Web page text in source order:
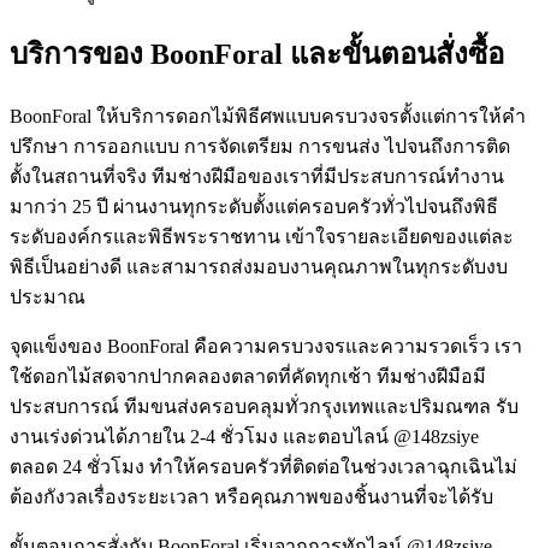
บริการของ BoonForal และขั้นตอนสั่งซื้อ
BoonForal ให้บริการดอกไม้พิธีศพแบบครบวงจรตั้งแต่การให้คำ
ปรึกษา การออกแบบ การจัดเตรียม การขนส่ง ไปจนถึงการติด
ตั้งในสถานที่จริง ทีมช่างฝีมือของเราที่มีประสบการณ์ทำงาน
มากว่า 25 ปี ผ่านงานทุกระดับตั้งแต่ครอบครัวทั่วไปจนถึงพิธี
ระดับองค์กรและพิธีพระราชทาน เข้าใจรายละเอียดของแต่ละ
พิธีเป็นอย่างดี และสามารถส่งมอบงานคุณภาพในทุกระดับงบ
ประมาณ
จุดแข็งของ BoonForal คือความครบวงจรและความรวดเร็ว เรา
ใช้ดอกไม้สดจากปากคลองตลาดที่คัดทุกเช้า ทีมช่างฝีมือมี
ประสบการณ์ ทีมขนส่งครอบคลุมทั่วกรุงเทพและปริมณฑล รับ
งานเร่งด่วนได้ภายใน 2-4 ชั่วโมง และตอบไลน์ @148zsiye
ตลอด 24 ชั่วโมง ทำให้ครอบครัวที่ติดต่อในช่วงเวลาฉุกเฉินไม่
ต้องกังวลเรื่องระยะเวลา หรือคุณภาพของชิ้นงานที่จะได้รับ